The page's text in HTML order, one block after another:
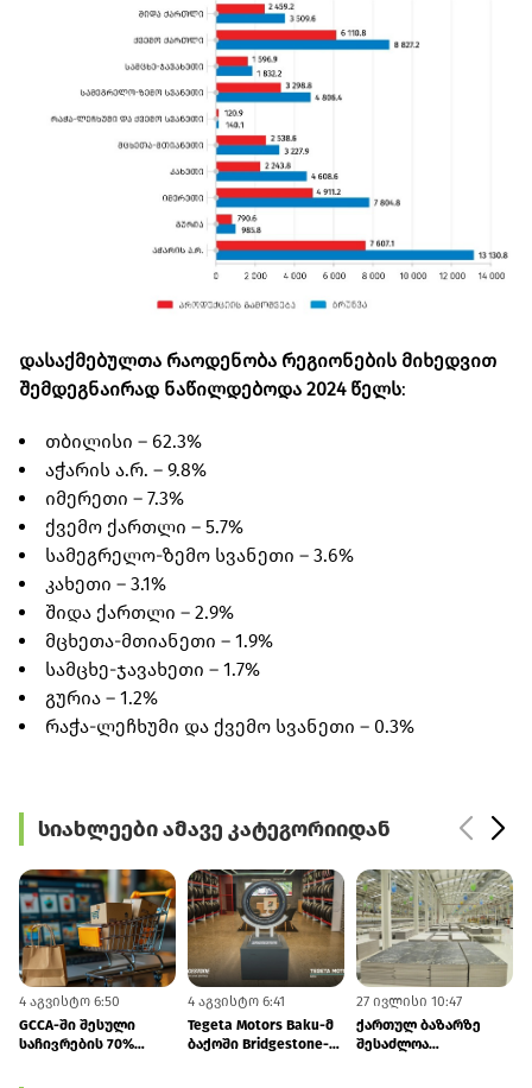
დასაქმებულთა რაოდენობა რეგიონების მიხედვით
შემდეგნაირად ნაწილდებოდა 2024 წელს:
თბილისი – 62.3%
აჭარის ა.რ. – 9.8%
იმერეთი – 7.3%
ქვემო ქართლი – 5.7%
სამეგრელო-ზემო სვანეთი – 3.6%
კახეთი – 3.1%
შიდა ქართლი – 2.9%
მცხეთა-მთიანეთი – 1.9%
სამცხე-ჯავახეთი – 1.7%
გურია – 1.2%
რაჭა-ლეჩხუმი და ქვემო სვანეთი – 0.3%
სიახლეები ამავე კატეგორიიდან
4 აგვისტო 6:50
GCCA-ში შესული
საჩივრების 70%
4 აგვისტო 6:41
Tegeta Motors Baku-მ
ბაქოში Bridgestone-
27 ივლისი 10:47
ქართულ ბაზარზე
შესაძლოა